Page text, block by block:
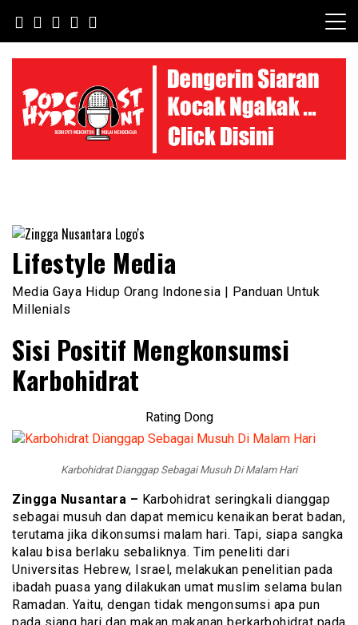
content
Lifestyle Media
Media Gaya Hidup Orang Indonesia | Panduan Untuk
Millenials
Sisi Positif Mengkonsumsi
Karbohidrat
Rating Dong
Karbohidrat Dianggap Sebagai Musuh Di Malam Hari
Zingga Nusantara – Karbohidrat seringkali dianggap
sebagai musuh dan dapat memicu kenaikan berat badan,
terutama jika dikonsumsi malam hari. Tapi, siapa sangka
kalau bisa berlaku sebaliknya. Tim peneliti dari
Universitas Hebrew, Israel, melakukan penelitian pada
ibadah puasa yang dilakukan umat muslim selama bulan
Ramadan. Yaitu, dengan tidak mengonsumsi apa pun